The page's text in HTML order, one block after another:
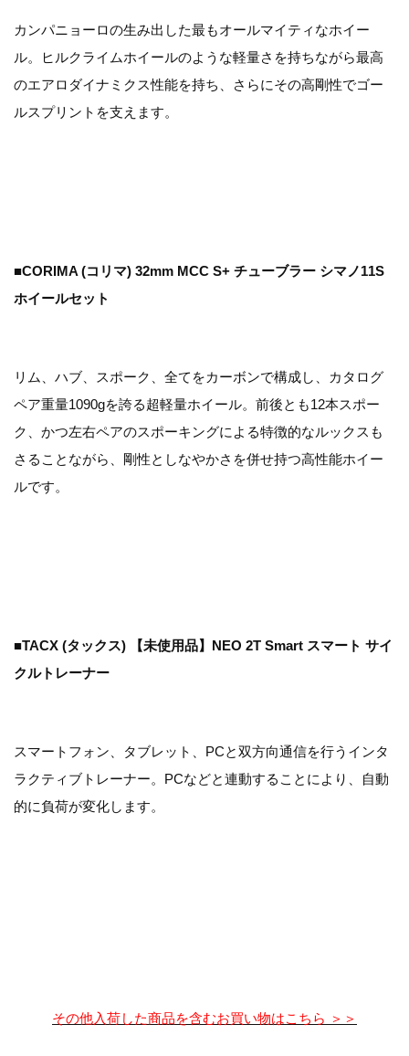
カンパニョーロの生み出した最もオールマイティなホイー
ル。ヒルクライムホイールのような軽量さを持ちながら最高
のエアロダイナミクス性能を持ち、さらにその高剛性でゴー
ルスプリントを支えます。
■CORIMA (コリマ) 32mm MCC S+ チューブラー シマノ11S
ホイールセット
リム、ハブ、スポーク、全てをカーボンで構成し、カタログ
ペア重量1090gを誇る超軽量ホイール。前後とも12本スポー
ク、かつ左右ペアのスポーキングによる特徴的なルックスも
さることながら、剛性としなやかさを併せ持つ高性能ホイー
ルです。
■TACX (タックス) 【未使用品】NEO 2T Smart スマート サイ
クルトレーナー
スマートフォン、タブレット、PCと双方向通信を行うインタ
ラクティブトレーナー。PCなどと連動することにより、自動
的に負荷が変化します。
その他入荷した商品を含むお買い物はこちら ＞＞